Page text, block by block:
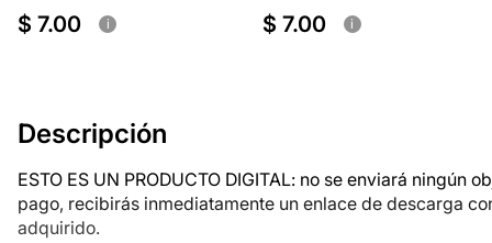
$ 7.00 i $ 7.00 i
Descripción
ESTO ES UN PRODUCTO DIGITAL: no se enviará ningún
pago, recibirás inmediatamente un enlace de descarga
adquirido.